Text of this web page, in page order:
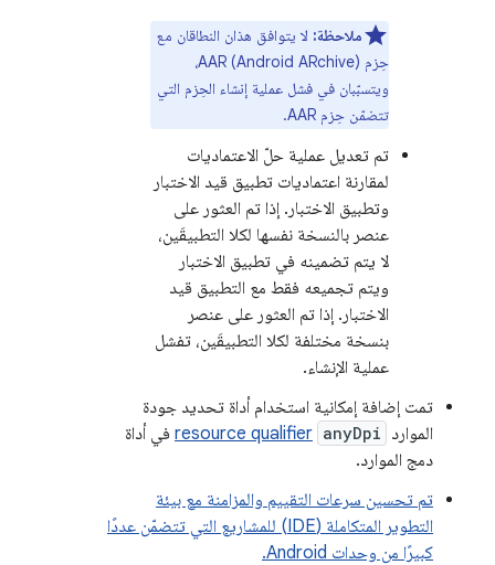
ملاحظة: لا يتوافق هذان النطاقان مع
حِزم AAR (Android ARchive)،
ويتسبّبان في فشل عملية إنشاء الحِزم التي
تتضمّن حِزم AAR.
تم تعديل عملية حلّ الاعتماديات
لمقارنة اعتماديات تطبيق قيد الاختبار
وتطبيق الاختبار. إذا تم العثور على
عنصر بالنسخة نفسها لكلا التطبيقَين،
لا يتم تضمينه في تطبيق الاختبار
ويتم تجميعه فقط مع التطبيق قيد
الاختبار. إذا تم العثور على عنصر
بنسخة مختلفة لكلا التطبيقَين، تفشل
عملية الإنشاء.
تمت إضافة إمكانية استخدام أداة تحديد جودة
الموارد anyDpi
resource qualifier في أداة
دمج الموارد.
تم تحسين سرعات التقييم والمزامنة مع بيئة
التطوير المتكاملة (IDE) للمشاريع التي تتضمّن عددًا
كبيرًا من وحدات Android.